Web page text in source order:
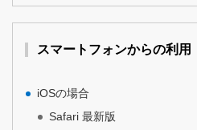
スマートフォンからの利用
iOSの場合
Safari 最新版